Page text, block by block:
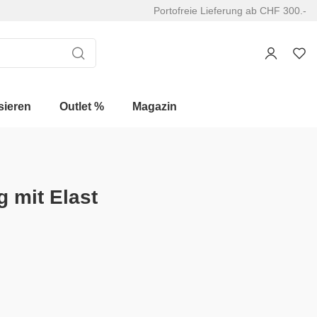
Portofreie Lieferung ab CHF 300.-
Outlet % Magazin
mit Elast